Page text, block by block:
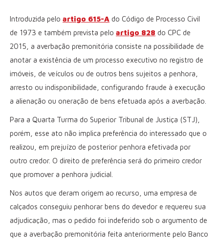
Introduzida pelo artigo 615-A do Código de Processo Civil
de 1973 e também prevista pelo artigo 828 do CPC de
2015, a averbação premonitória consiste na possibilidade de
anotar a existência de um processo executivo no registro de
imóveis, de veículos ou de outros bens sujeitos a penhora,
arresto ou indisponibilidade, configurando fraude à execução
a alienação ou oneração de bens efetuada após a averbação.
Para a Quarta Turma do Superior Tribunal de Justiça (STJ),
porém, esse ato não implica preferência do interessado que o
realizou, em prejuízo de posterior penhora efetivada por
outro credor. O direito de preferência será do primeiro credor
que promover a penhora judicial.
Nos autos que deram origem ao recurso, uma empresa de
calçados conseguiu penhorar bens do devedor e requereu sua
adjudicação, mas o pedido foi indeferido sob o argumento de
que a averbação premonitória feita anteriormente pelo Banco